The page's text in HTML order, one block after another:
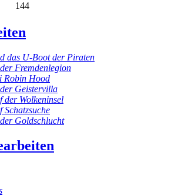
144
das U-Boot der Piraten
Fremdenlegion
Robin Hood
Geistervilla
der Wolkeninsel
Schatzsuche
Goldschlucht